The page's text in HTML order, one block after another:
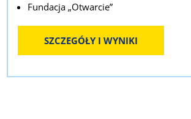
Fundacja „Otwarcie”
SZCZEGÓŁY I WYNIKI